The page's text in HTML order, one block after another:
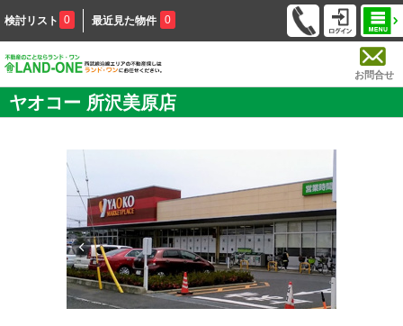
検討リスト 0 最近見た物件 0
お問合せ
ヤオコー 所沢美原店